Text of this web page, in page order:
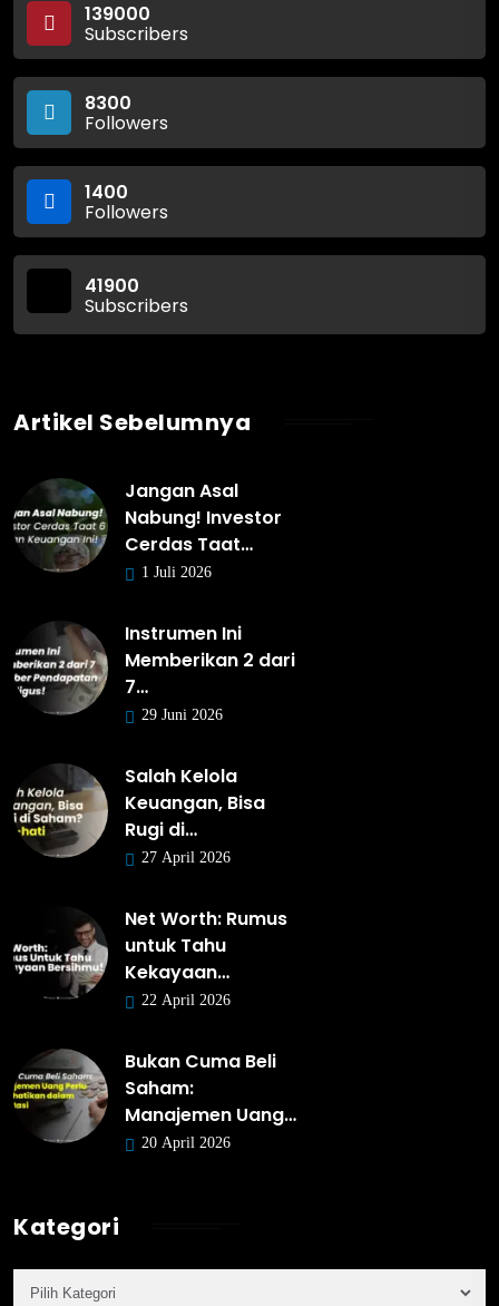
139000
Subscribers
8300
Followers
1400
Followers
41900
Subscribers
Artikel Sebelumnya
Jangan Asal
Nabung! Investor
Cerdas Taat…
1 Juli 2026
Instrumen Ini
Memberikan 2 dari
7…
29 Juni 2026
Salah Kelola
Keuangan, Bisa
Rugi di…
27 April 2026
Net Worth: Rumus
untuk Tahu
Kekayaan…
22 April 2026
Bukan Cuma Beli
Saham:
Manajemen Uang…
20 April 2026
Kategori